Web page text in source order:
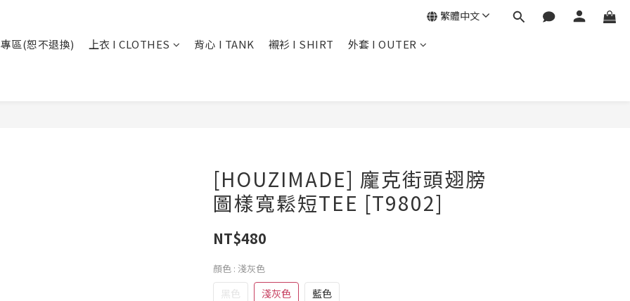
區(恕不退換) 上衣 I CLOTHES 背心 I TANK 襯衫 I SHIRT 外套 I OUTER
繁體中文
[HOUZIMADE] 龐克街頭翅膀
圖樣寬鬆短TEE [T9802]
NT$480
顏色 : 淺灰色
黑色 淺灰色 藍色